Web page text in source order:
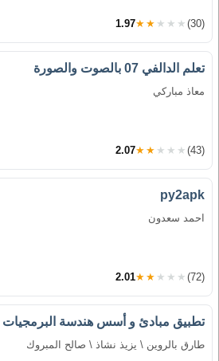
1.97★★★★★ (30)
تعلم الدالفي 07 بالصوت والصورة
معاذ مباركي
2.07★★★★★ (43)
py2apk
احمد سعدون
2.01★★★★★ (72)
تطبيق مبادئ و أسس هندسة البرمجيات
طارق بالروين \ يزيذ نشاذ \ صالح المبروك